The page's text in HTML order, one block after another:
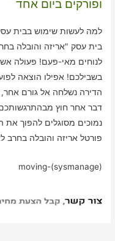
ופורקים ביום אחד
למה לעשות שימוש בבית
בית עסק "אריזה והובלה
לנוחים מאי-פעם! פעולה
בשבילכם! אפילו הוצאה
הדירה נשלחה אל גורם
דבר אחר חוץ
נמוכים מסוגלים להפוך את
פורטל אריזה והובלה בחרב
moving-(sysmanage)